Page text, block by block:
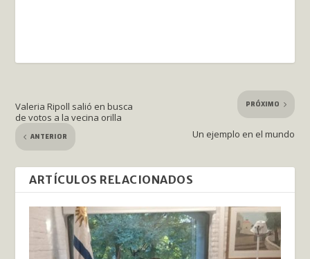
Valeria Ripoll salió en busca
de votos a la vecina orilla
ANTERIOR
PRÓXIMO
Un ejemplo en el mundo
ARTÍCULOS RELACIONADOS